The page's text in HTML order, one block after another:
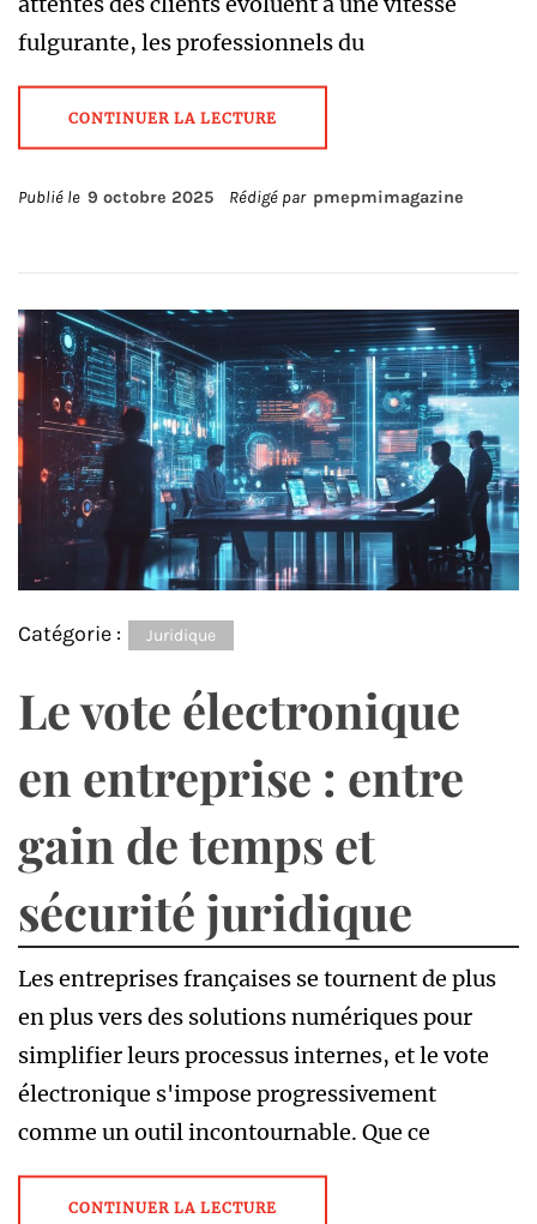
fulgurante, les professionnels du
CONTINUER LA LECTURE
Publié le 9 octobre 2025 Rédigé par pmepmimagazine
Catégorie : Juridique
Le vote électronique
en entreprise : entre
gain de temps et
sécurité juridique
Les entreprises françaises se tournent de plus
en plus vers des solutions numériques pour
simplifier leurs processus internes, et le vote
électronique s'impose progressivement
comme un outil incontournable. Que ce
CONTINUER LA LECTURE